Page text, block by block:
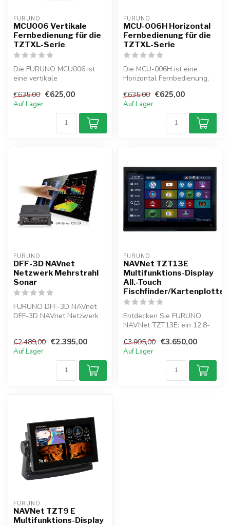
FURUNO
MCU006 Vertikale
Fernbedienung für die
TZTXL-Serie
Die FURUNO MCU006 ist
eine vertikale
ideal für die gleic...
€635,00 €625,00
Auf Lager
FURUNO
MCU-006H Horizontal
Fernbedienung für die
TZTXL-Serie
Die MCU-006H ist eine
Horizontal Fernbedienung,
gleichzei...
€635,00 €625,00
Auf Lager
FURUNO
DFF-3D NAVnet
Netzwerk Mehrstrahl
Sonar
FURUNO DFF-3D NAVnet
DFF-3D NAVnet Netzwerk
€2.489,00 €2.395,00
Auf Lager
FURUNO
NAVNet TZT13E
Multifunktions-Display
All.-Touch
Fischfinder/Kartenplotter
Entdecken Sie FURUNO
NAVNet TZT13E: ein 12,8-
Full-HD...
€3.995,00 €3.650,00
Auf Lager
FURUNO
NAVNet TZT9 E
Multifunktions-Display